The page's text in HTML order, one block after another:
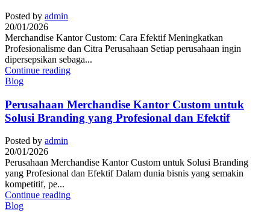
Posted by admin
20/01/2026
Merchandise Kantor Custom: Cara Efektif Meningkatkan
Profesionalisme dan Citra Perusahaan Setiap perusahaan ingin
dipersepsikan sebaga...
Continue reading
Blog
Perusahaan Merchandise Kantor Custom untuk
Solusi Branding yang Profesional dan Efektif
Posted by admin
20/01/2026
Perusahaan Merchandise Kantor Custom untuk Solusi Branding
yang Profesional dan Efektif Dalam dunia bisnis yang semakin
kompetitif, pe...
Continue reading
Blog